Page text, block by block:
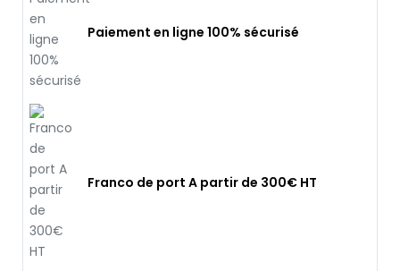
Paiement en ligne 100% sécurisé
Franco de port A partir de 300€ HT